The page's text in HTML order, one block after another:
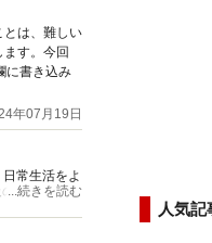
とは、難しい
す。今回
に書き込み
年07月19日
常生活をよ
総合情報サ
...続きを読む
人気